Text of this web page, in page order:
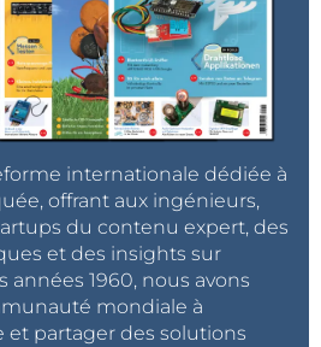
internationale dédiée à
offrant aux ingénieurs,
du contenu expert, des
et des insights sur
années 1960, nous avons
mondiale à
et partager des solutions